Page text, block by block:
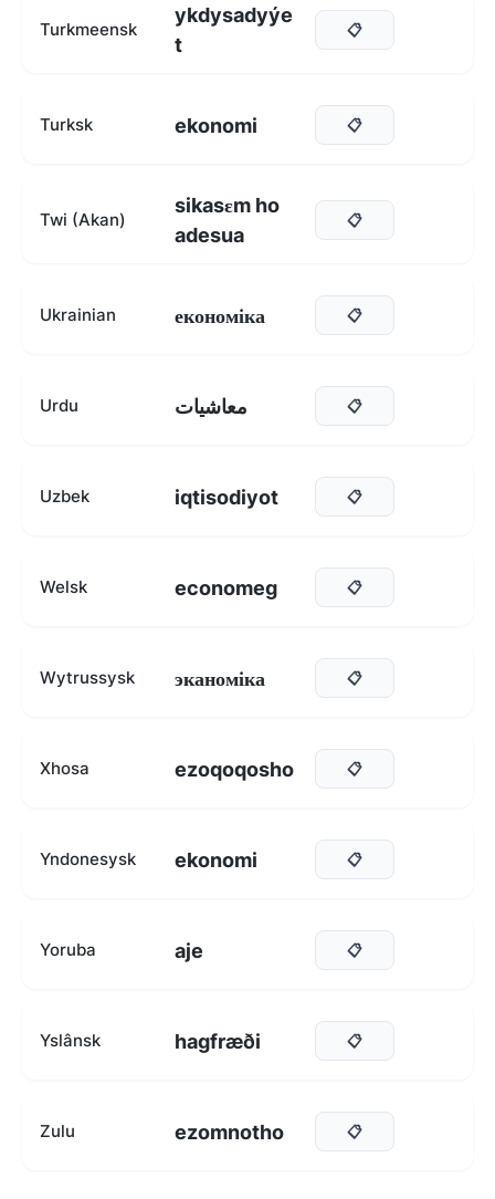
Turkmeensk
ykdysadyýe
t
📋
Turksk ekonomi 📋
Twi (Akan)
sikasɛm ho
adesua
📋
Ukrainian економіка 📋
Urdu معاشیات 📋
Uzbek iqtisodiyot 📋
Welsk economeg 📋
Wytrussysk эканоміка 📋
Xhosa ezoqoqosho 📋
Yndonesysk ekonomi 📋
Yoruba aje 📋
Yslânsk hagfræði 📋
Zulu ezomnotho 📋